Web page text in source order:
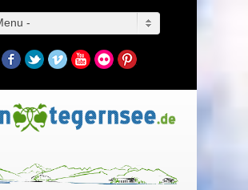
-
Facebook
TwitterVimeoYouTube
FlickrPinterest